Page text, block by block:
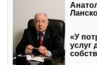
«У
услуг